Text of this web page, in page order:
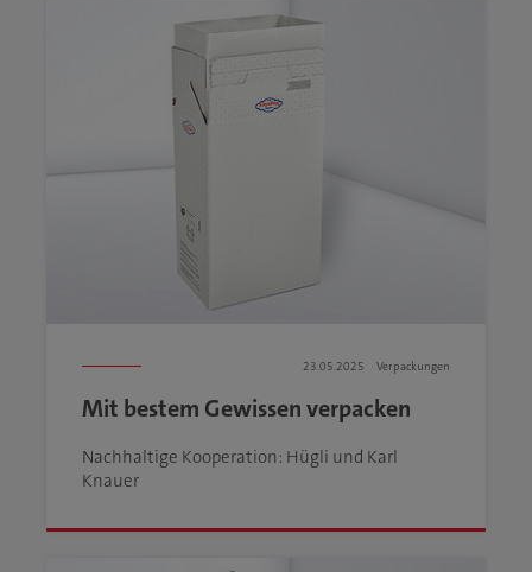
23.05.2025 Verpackungen
Mit bestem Gewissen verpacken
Nachhaltige Kooperation: Hügli und Karl
Knauer